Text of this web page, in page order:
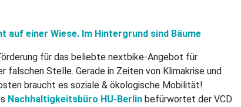
für das beliebte nextbike-Angebot für
falschen Stelle. Gerade in Zeiten von Klimakrise und
braucht es soziale & ökologische Mobilität!
Nachhaltigkeitsbüro HU-Berlin befürwortet der VCD